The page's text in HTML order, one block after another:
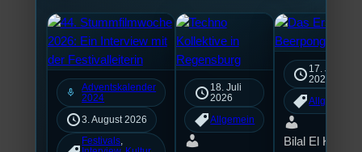
mic
Adventskalender
2024
3. August 2026
Festivals
18. Juli
2026
Allgemein
17. Juli
2026
Allgemein
Bilal El Kasmi